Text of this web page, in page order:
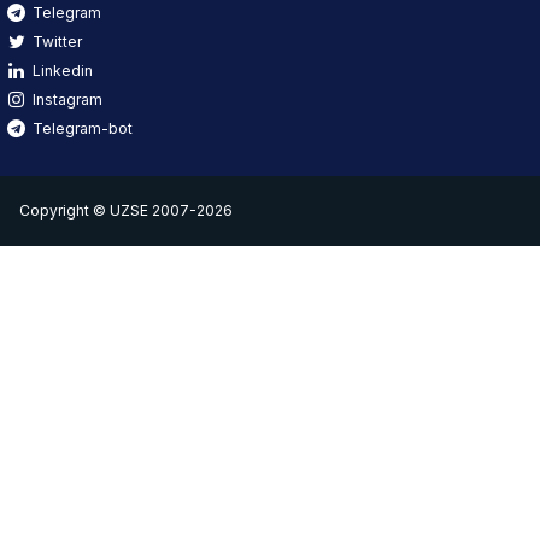
Telegram
Twitter
Linkedin
Instagram
Telegram-bot
Copyright © UZSE 2007-2026